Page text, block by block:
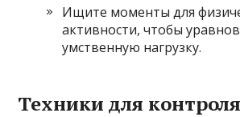
Ищите моменты для
активности, чтобы
умственную нагрузку.
Техники для